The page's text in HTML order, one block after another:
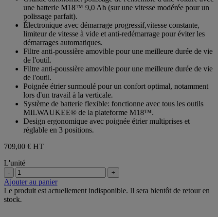
une batterie M18™ 9,0 Ah (sur une vitesse modérée pour un
polissage parfait).
Électronique avec démarrage progressif,vitesse constante,
limiteur de vitesse à vide et anti-redémarrage pour éviter les
démarrages automatiques.
Filtre anti-poussière amovible pour une meilleure durée de vie
de l'outil.
Filtre anti-poussière amovible pour une meilleure durée de vie
de l'outil.
Poignée étrier surmoulé pour un confort optimal, notamment
lors d'un travail à la verticale.
Système de batterie flexible: fonctionne avec tous les outils
MILWAUKEE® de la plateforme M18™.
Design ergonomique avec poignée étrier multiprises et
réglable en 3 positions.
709,00 € HT
L'unité
- +
Ajouter au panier
Le produit est actuellement indisponible. Il sera bientôt de retour en
stock.